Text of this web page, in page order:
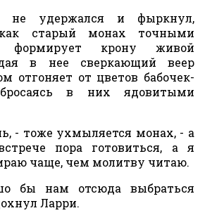
удержался и фыркнул,
как старый монах точными
формирует крону живой
в нее сверкающий веер
отгоняет от цветов бабочек-
бросаясь в них ядовитыми
- тоже ухмыляется монах, - а
пора готовиться, а я
чаще, чем молитву читаю.
нам отсюда выбраться
Ларри.